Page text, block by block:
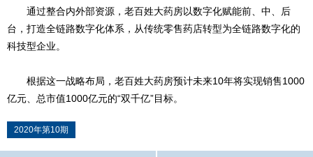
通过整合内外部资源，老百姓大药房以数字化赋能前、中、后
台，打造全链路数字化体系，从传统零售药店转型为全链路数字化的
科技型企业。
根据这一战略布局，老百姓大药房预计未来10年将实现销售1000
亿元、总市值1000亿元的“双千亿”目标。
2020年第10期